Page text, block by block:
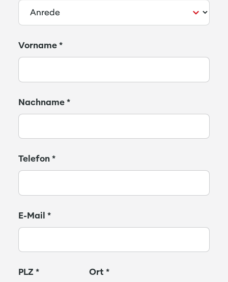
Vorname*
Nachname*
Telefon*
E-Mail *
PLZ * Ort *